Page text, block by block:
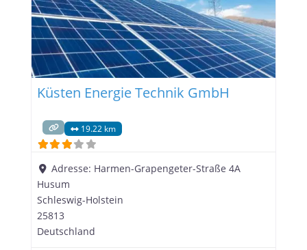
Küsten Energie Technik GmbH
19.22 km
Adresse: Harmen-Grapengeter-Straße 4A
Husum
Schleswig-Holstein
25813
Deutschland